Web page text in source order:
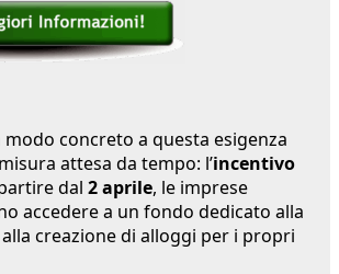
concreto a questa esigenza
attesa da tempo: l’incentivo
dal 2 aprile, le imprese
accedere a un fondo dedicato alla
creazione di alloggi per i propri